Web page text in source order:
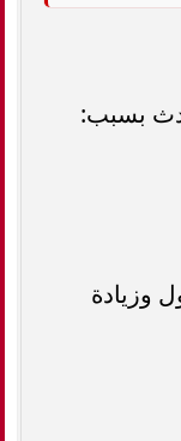
بسبب:
وزيادة